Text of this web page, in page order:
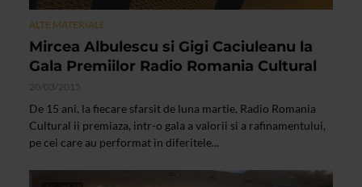
ALTE MATERIALE
Mircea Albulescu si Gigi Caciuleanu la
Gala Premiilor Radio Romania Cultural
20/03/2015
De 15 ani, la fiecare sfarsit de luna martie, Radio Romania
Cultural ii premiaza, intr-o gala a valorii si a rafinamentului,
pe cei care au performat in diferitele...